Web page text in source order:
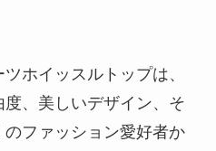
ホイッスルトップは、
、美しいデザイン、そ
のファッション愛好者か